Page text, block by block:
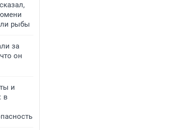
рыбы
за
он
и
в